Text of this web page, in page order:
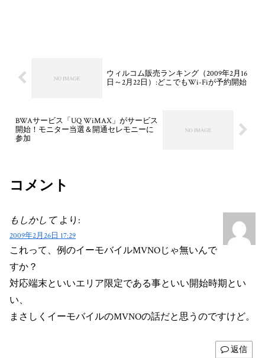
ウィルコム販売ランキング（2009年2月16
日～2月22日）:どこでもWi-Fiが予約開始
BWAサービス「UQ WiMAX」がサービス
開始！モニター当選＆開通セレモニーに
参加
コメント
もしかして より:
2009年2月26日 17:29
これって、例のイーモバイルMVNOじゃ無いんで
すか？
対応端末といいエリア限定である事といい開始時期とい
い、
まさしくイーモバイルのMVNOの話だと思うのですけど。
返信